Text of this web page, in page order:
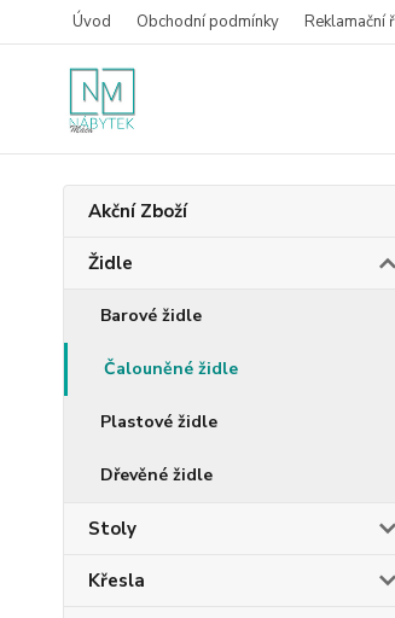
Úvod Obchodní podmínky Reklamační
Akční Zboží
Židle
Barové židle
Čalouněné židle
Plastové židle
Dřevěné židle
Stoly
Křesla